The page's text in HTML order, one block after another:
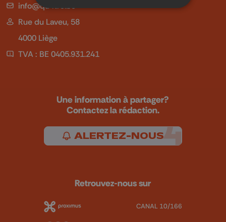
info@qu4tre.be
Rue du Laveu, 58
4000 Liège
TVA : BE 0405.931.241
Une information à partager?
Contactez la rédaction.
ALERTEZ-NOUS
Retrouvez-nous sur
CANAL 10/166